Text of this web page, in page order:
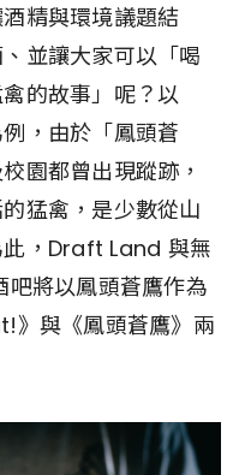
精與環境議題結
並讓大家可以「喝
的故事」呢？以
，由於「鳳頭蒼
園都曾出現蹤跡，
猛禽，是少數從山
此，Draft Land 與無
將以鳳頭蒼鷹作為
與《鳳頭蒼鷹》兩